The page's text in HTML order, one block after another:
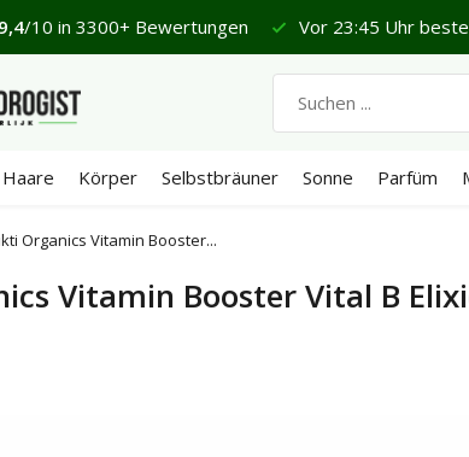
geliefert in 1-2 Werktagen* Schönen
Haare Körper Selbstbräuner Sonne Parfüm
Organics Vitamin Booster...
Vitamin Booster Vital B